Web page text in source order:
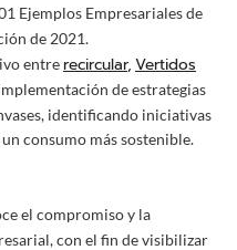
Ejemplos Empresariales de
de 2021.
entrerecircular,Vertidos
de estrategias
identificando iniciativas
consumo más sostenible.
el compromiso y la
con el fin de visibilizar